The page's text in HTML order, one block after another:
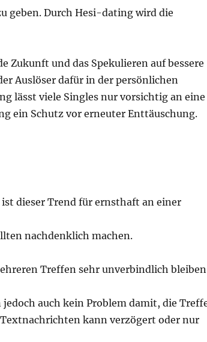
geben. Durch Hesi-dating wird die
Zukunft und das Spekulieren auf bessere
Auslöser dafür in der persönlichen
lässt viele Singles nur vorsichtig an eine
ein Schutz vor erneuter Enttäuschung.
dieser Trend für ernsthaft an einer
nachdenklich machen.
Treffen sehr unverbindlich
auch kein Problem damit, die
kann verzögert oder nur